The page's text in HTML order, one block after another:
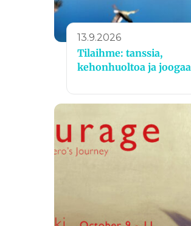
13.9.2026
Tilaihme: tanssia,
kehonhuoltoa ja joogaa